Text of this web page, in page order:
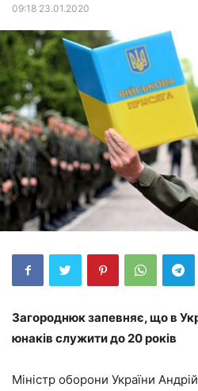
09:18 23.01.2020
Загороднюк запевняє, що в
юнаків служити до 20 років
Міністр оборони України